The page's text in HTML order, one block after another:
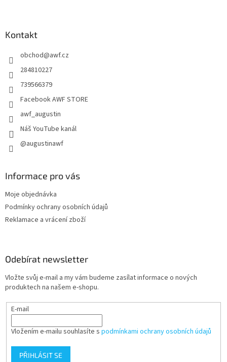
Kontakt
obchod@awf.cz
284810227
739566379
Facebook AWF STORE
awf_augustin
Náš YouTube kanál
@augustinawf
Informace pro vás
Moje objednávka
Podmínky ochrany osobních údajů
Reklamace a vrácení zboží
Odebírat newsletter
Vložte svůj e-mail a my vám budeme zasílat informace o nových
produktech na našem e-shopu.
E-mail
Vložením e-mailu souhlasíte s podmínkami ochrany osobních údajů
PŘIHLÁSIT SE